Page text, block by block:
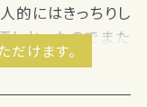
的にはきっちりし
しかったのでまた
だけます。